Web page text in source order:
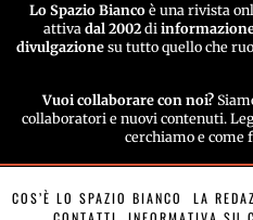
Lo Spazio Biancoè una rivista
attiva dal 2002 di
divulgazione su tutto quello che
Vuoi collaborare con noi?
collaboratori e nuovi contenuti.
cerchiamo e come
COS’È LO SPAZIO BIANCO LA